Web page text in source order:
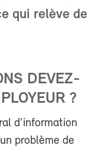
qui relève de
DEVEZ-
?
d’information
problème de